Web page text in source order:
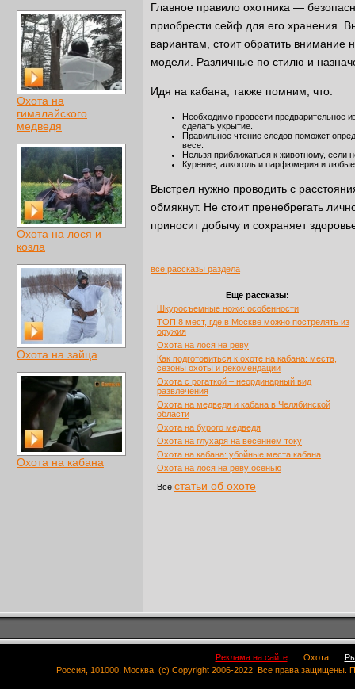
Охота на
гималайского
медведя
Охота на лося и
козла
Охота на зайца
Охота на кабана
Главное правило охотника —
приобрести сейф для его хранения.
вариантам, стоит обратить внимание
модели. Различные по стилю и
Идя на кабана, также помним, что:
Необходимо провести предварительное
сделать укрытие.
Правильное чтение следов поможет
весе.
Нельзя приближаться к животному, если
Курение, алкоголь и парфюмерия и любые
Выстрел нужно проводить с
обмякнут. Не стоит пренебрегать
приносит добычу и сохраняет
все рассказы раздела
Еще рассказы:
Шкуросъемные ножи: особенности
ТОП 8 мест, где в Москве можно пострелять из
оружия
Охота на лося на реву
Как подготовиться к охоте на кабана: места,
сезоны охоты и рекомендации
Охота с рогаткой – неординарный вид
развлечения
Охота на медведя и кабана в Челябинской
области
Охота на бурого медведя
Охота на глухаря на весеннем току
Охота на кабана: убойные места кабана
Охота на лося на реву осенью
Все статьи об охоте
Реклама на сайте Охота
Россия, 101000, Москва. (c) Copyright 2006-2022. Все права защищены.